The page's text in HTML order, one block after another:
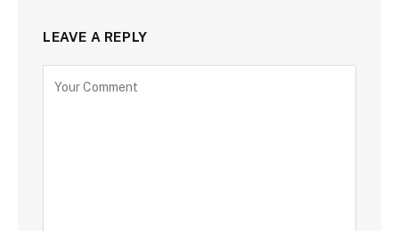
LEAVE A REPLY